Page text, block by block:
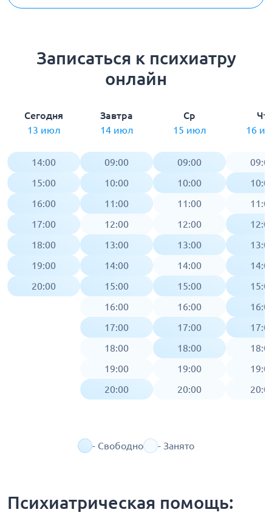
Записаться к психиатру
онлайн
Сегодня
13 июл
14:00
15:00
16:00
17:00
18:00
19:00
20:00
Завтра
14 июл
09:00
10:00
11:00
12:00
13:00
14:00
15:00
16:00
17:00
18:00
19:00
20:00
Ср
15 июл
09:00
10:00
11:00
12:00
13:00
14:00
15:00
16:00
17:00
18:00
19:00
20:00
Чт
16
- Свободно - Занято
Психиатрическая помощь: